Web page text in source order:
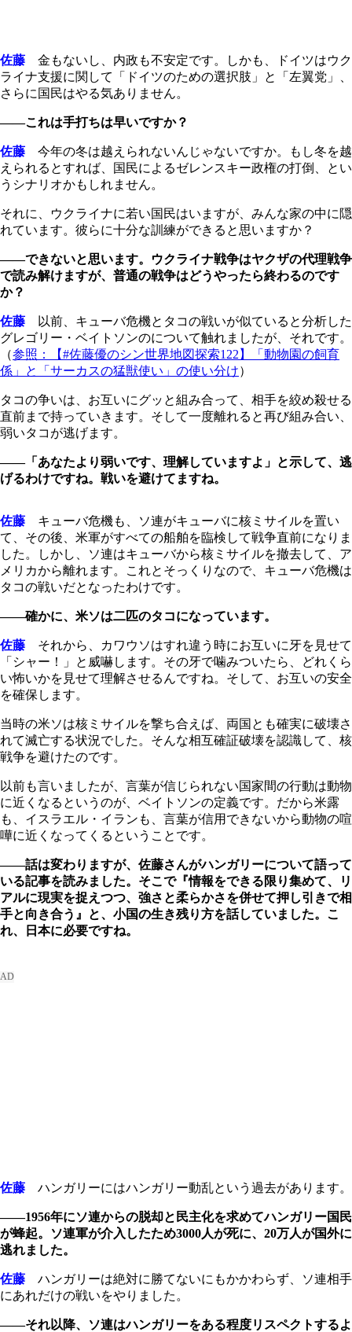
佐藤 金もないし、内政も不安定です。しかも、ドイツはウク
ライナ支援に関して「ドイツのための選択肢」と「左翼党」、
さらに国民はやる気ありません。
――これは手打ちは早いですか？
佐藤 今年の冬は越えられないんじゃないですか。もし冬を越
えられるとすれば、国民によるゼレンスキー政権の打倒、とい
うシナリオかもしれません。
それに、ウクライナに若い国民はいますが、みんな家の中に隠
れています。彼らに十分な訓練ができると思いますか？
――できないと思います。ウクライナ戦争はヤクザの代理戦争
で読み解けますが、普通の戦争はどうやったら終わるのです
か？
佐藤 以前、キューバ危機とタコの戦いが似ていると分析した
グレゴリー・ベイトソンのについて触れましたが、それです。
（参照：【#佐藤優のシン世界地図探索122】「動物園の飼育
係」と「サーカスの猛獣使い」の使い分け）
タコの争いは、お互いにグッと組み合って、相手を絞め殺せる
直前まで持っていきます。そして一度離れると再び組み合い、
弱いタコが逃げます。
――「あなたより弱いです、理解していますよ」と示して、逃
げるわけですね。戦いを避けてますね。
佐藤 キューバ危機も、ソ連がキューバに核ミサイルを置い
て、その後、米軍がすべての船舶を臨検して戦争直前になりま
した。しかし、ソ連はキューバから核ミサイルを撤去して、ア
メリカから離れます。これとそっくりなので、キューバ危機は
タコの戦いだとなったわけです。
――確かに、米ソは二匹のタコになっています。
佐藤 それから、カワウソはすれ違う時にお互いに牙を見せて
「シャー！」と威嚇します。その牙で噛みついたら、どれくら
い怖いかを見せて理解させるんですね。そして、お互いの安全
を確保します。
当時の米ソは核ミサイルを撃ち合えば、両国とも確実に破壊さ
れて滅亡する状況でした。そんな相互確証破壊を認識して、核
戦争を避けたのです。
以前も言いましたが、言葉が信じられない国家間の行動は動物
に近くなるというのが、ベイトソンの定義です。だから米露
も、イスラエル・イランも、言葉が信用できないから動物の喧
嘩に近くなってくるということです。
――話は変わりますが、佐藤さんがハンガリーについて語って
いる記事を読みました。そこで『情報をできる限り集めて、リ
アルに現実を捉えつつ、強さと柔らかさを併せて押し引きで相
手と向き合う』と、小国の生き残り方を話していました。こ
れ、日本に必要ですね。
佐藤 ハンガリーにはハンガリー動乱という過去があります。
――1956年にソ連からの脱却と民主化を求めてハンガリー国民
が蜂起。ソ連軍が介入したため3000人が死に、20万人が国外に
逃れました。
佐藤 ハンガリーは絶対に勝てないにもかかわらず、ソ連相手
にあれだけの戦いをやりました。
――それ以降、ソ連はハンガリーをある程度リスペクトするよ